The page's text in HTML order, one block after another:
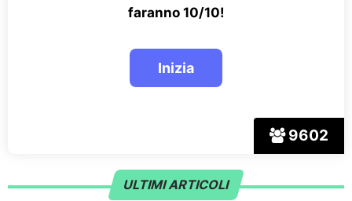
9602
faranno 10/10!
ULTIMI ARTICOLI